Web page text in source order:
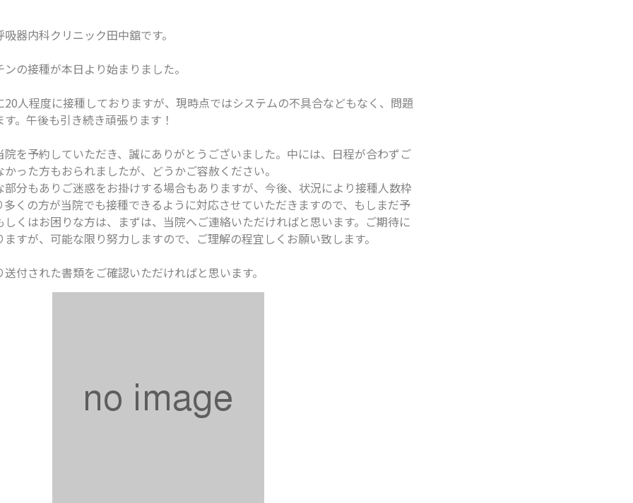
器内科クリニック田中舘です。
の接種が本日より始まりました。
人程度に接種しておりますが、現時点ではシステムの不具合などもなく、問題
。午後も引き続き頑張ります！
院を予約していただき、誠にありがとうございました。中には、日程が合わずご
った方もおられましたが、どうかご容赦ください。
分もありご迷惑をお掛けする場合もありますが、今後、状況により接種人数枠
多くの方が当院でも接種できるように対応させていただきますので、もしまだ予
くはお困りな方は、まずは、当院へご連絡いただければと思います。ご期待に
すが、可能な限り努力しますので、ご理解の程宜しくお願い致します。
付された書類をご確認いただければと思います。